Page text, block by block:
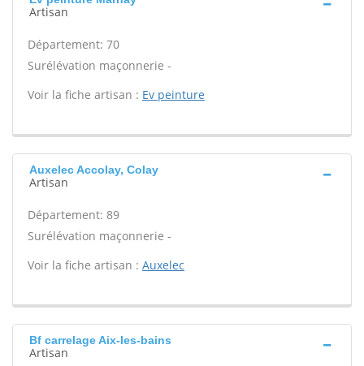
Artisan
Département: 70
Surélévation maçonnerie -
Voir la fiche artisan : Ev peinture
Auxelec Accolay, Colay
Artisan
Département: 89
Surélévation maçonnerie -
Voir la fiche artisan : Auxelec
Bf carrelage Aix-les-bains
Artisan